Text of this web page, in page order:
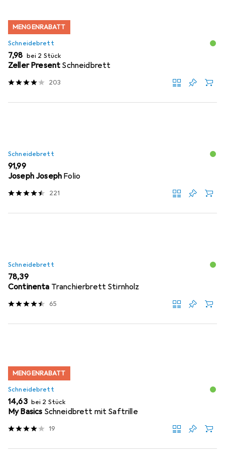
MENGENRABATT
Schneidebrett
EUR
7,98 bei 2 Stück
Zeller Present Schneidbrett
203
Schneidebrett
EUR
91,99
Joseph Joseph Folio
221
Schneidebrett
EUR
78,39
Continenta Tranchierbrett Stirnholz
65
MENGENRABATT
Schneidebrett
EUR
14,63 bei 2 Stück
My Basics Schneidbrett mit Saftrille
19